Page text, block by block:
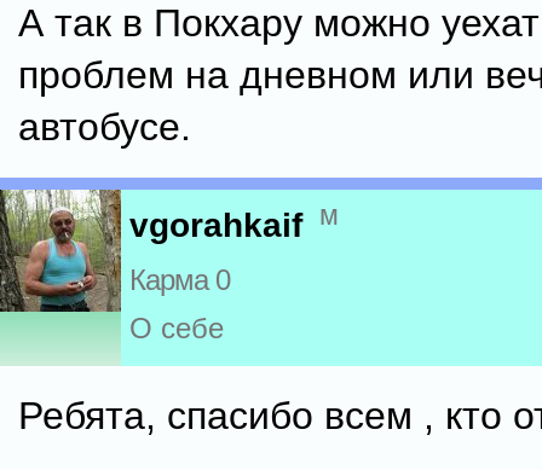
А так в Покхару можно
проблем на дневном или
автобусе.
vgorahkaif м
Карма 0
О себе
Ребята, спасибо всем , кто